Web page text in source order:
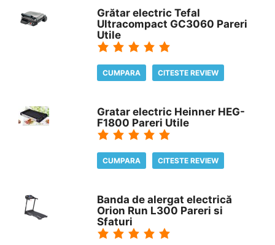
Grătar electric Tefal
Ultracompact GC3060 Pareri
Utile
CUMPARA CITESTE REVIEW
Gratar electric Heinner HEG-
F1800 Pareri Utile
CUMPARA CITESTE REVIEW
Banda de alergat electrică
Orion Run L300 Pareri si
Sfaturi